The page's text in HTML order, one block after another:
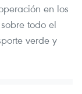
en los
todo el
verde y